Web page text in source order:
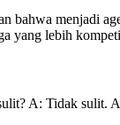
bahwa menjadi
yang lebih
A: Tidak sulit.